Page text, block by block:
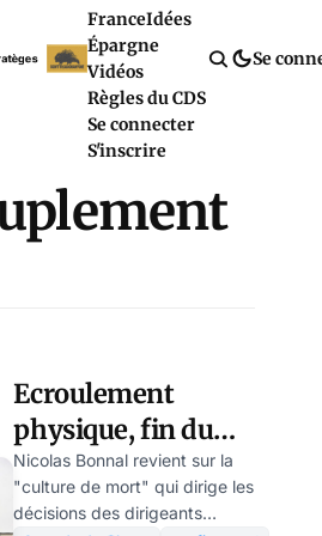
FranceIdées
Épargne
Vidéos
Règles du CDS
Se connecter
S'inscrire
Se
Ecroulement
physique, fin du
carbone et
dépeuplement –
Nicolas Bonnal revient sur la
"culture de mort" qui dirige les
décisions des dirigeants